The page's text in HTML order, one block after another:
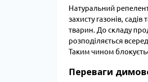
Натуральний
захисту газонів,
тварин. До складу
розподіляється
Таким чином
Переваги